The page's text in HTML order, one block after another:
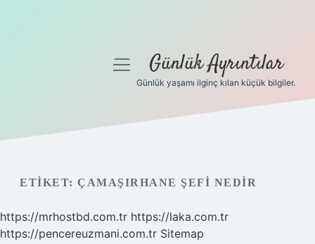
Gizlilik Politikası
menüyüGünlük Ayrıntılar
Günlük yaşamı ilginç kılan küçük bilgiler.
ETIKET: ÇAMAŞIRHANE ŞEFI NEDIR
https://mrhostbd.com.tr https://laka.com.tr
https://pencereuzmani.com.tr Sitemap